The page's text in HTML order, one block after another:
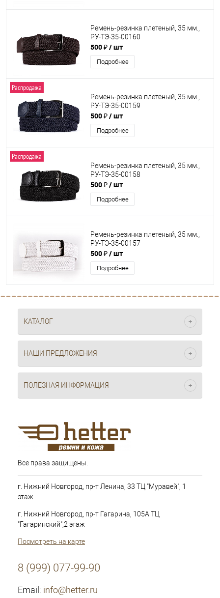
Ремень-резинка плетеный, 35 мм.,
РУ-ТЭ-35-00160
500 ₽/ шт
Подробнее
Распродажа
Ремень-резинка плетеный, 35 мм.,
РУ-ТЭ-35-00159
500 ₽/ шт
Подробнее
Распродажа
Ремень-резинка плетеный, 35 мм.,
РУ-ТЭ-35-00158
500 ₽/ шт
Подробнее
Ремень-резинка плетеный, 35 мм.,
РУ-ТЭ-35-00157
500 ₽/ шт
Подробнее
КАТАЛОГ
НАШИ ПРЕДЛОЖЕНИЯ
ПОЛЕЗНАЯ ИНФОРМАЦИЯ
Все права защищены.
г. Нижний Новгород, пр-т Ленина, 33 ТЦ "Муравей", 1
этаж
г. Нижний Новгород, пр-т Гагарина, 105А ТЦ
"Гагаринский",2 этаж
Посмотреть на карте
8 (999) 077-99-90
Email: info@hetter.ru